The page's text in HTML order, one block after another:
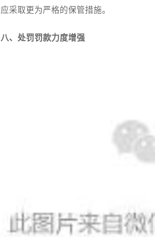
应采取更为严格的保管措施。
八、处罚罚款力度增强